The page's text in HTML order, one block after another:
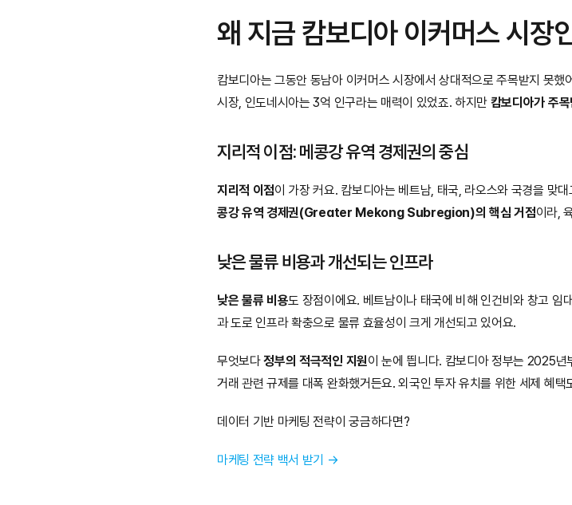
왜 지금 캄보디아 이커머스 시장
캄보디아는 그동안 동남아 이커머스 시장에서 상대적으로 주목받지 못했
시장, 인도네시아는 3억 인구라는 매력이 있었죠. 하지만 캄보디아가 주
지리적 이점: 메콩강 유역 경제권의 중심
지리적 이점이 가장 커요. 캄보디아는 베트남, 태국, 라오스와 국경을 맞
콩강 유역 경제권(Greater Mekong Subregion)의 핵심 거점이라,
낮은 물류 비용과 개선되는 인프라
낮은 물류 비용도 장점이에요. 베트남이나 태국에 비해 인건비와 창고
과 도로 인프라 확충으로 물류 효율성이 크게 개선되고 있어요.
무엇보다 정부의 적극적인 지원이 눈에 띕니다. 캄보디아 정부는 2025년
거래 관련 규제를 대폭 완화했거든요. 외국인 투자 유치를 위한 세제 혜택
데이터 기반 마케팅 전략이 궁금하다면?
마케팅 전략 백서 받기 →